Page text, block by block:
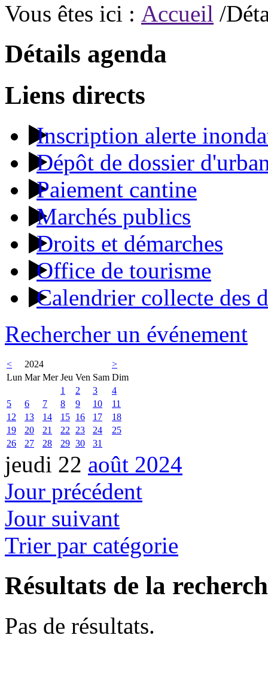
Vous êtes ici : Accueil /
Détails agenda
Liens directs
Inscription alerte
Dépôt de dossier
Paiement cantine
Marchés publics
Droits et démarches
Office de tourisme
Calendrier collecte des
Rechercher un événement
< 2024
>
Lun Mar Mer Jeu Ven Sam Dim
1
2 3
4
5
6 7 8 9 10
11
12
13 14 15 16 17
18
19
20 21 22 23 24
25
26
27 28 29 30 31
jeudi 22 août 2024
Jour précédent
Jour suivant
Trier par catégorie
Résultats de la
Pas de résultats.